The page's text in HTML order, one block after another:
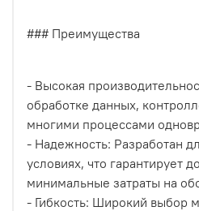
### Преимущества
- Высокая
обработке данных,
многими процессами
- Надежность: Разработан
условиях, что гарантирует
минимальные затраты на
- Гибкость: Широкий выбор